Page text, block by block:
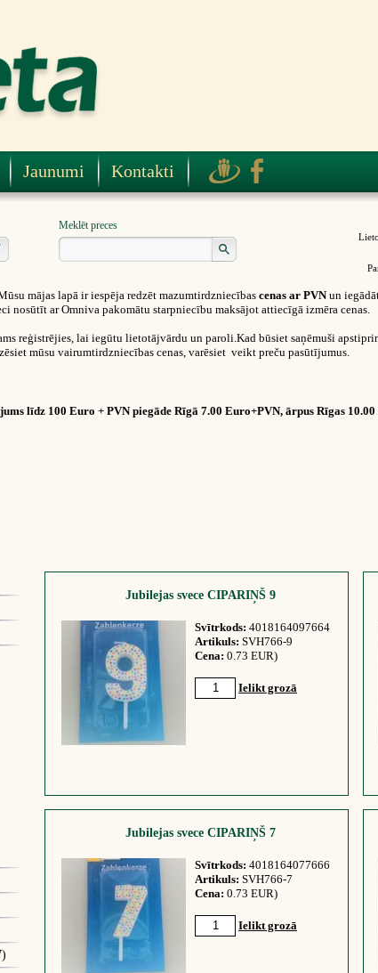
Jaunumi Kontakti
Meklēt preces
mājas lapā ir iespēja redzēt mazumtirdzniecības cenas ar PVNun
nosūtīt ar Omniva pakomātu starpniecību maksājot attiecīgā izmēra cenas.
reģistrējies, lai iegūtu lietotājvārdu un paroli.Kad būsiet saņēmuši
mūsu vairumtirdzniecības cenas, varēsiet veikt preču pasūtījumus.
līdz 100 Euro + PVN piegāde Rīgā 7.00 Euro+PVN, ārpus Rīgas
Jubilejas svece CIPARIŅŠ 9
Svītrkods: 4018164097664
Artikuls: SVH766-9
Cena: 0.73 EUR)
Ielikt grozā
Jubilejas svece CIPARIŅŠ 7
Svītrkods: 4018164077666
Artikuls: SVH766-7
Cena: 0.73 EUR)
Ielikt grozā